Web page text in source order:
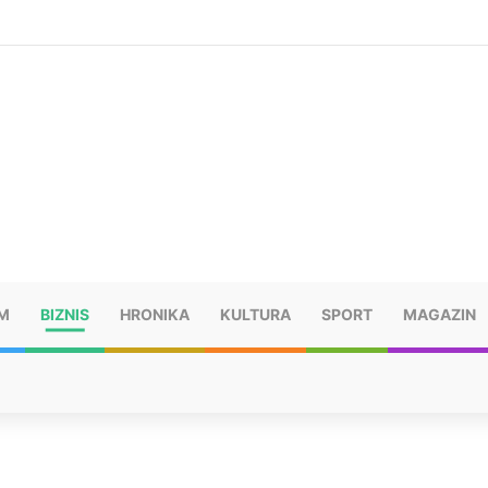
BIZNIS HRONIKA KULTURA SPORT MAGAZIN